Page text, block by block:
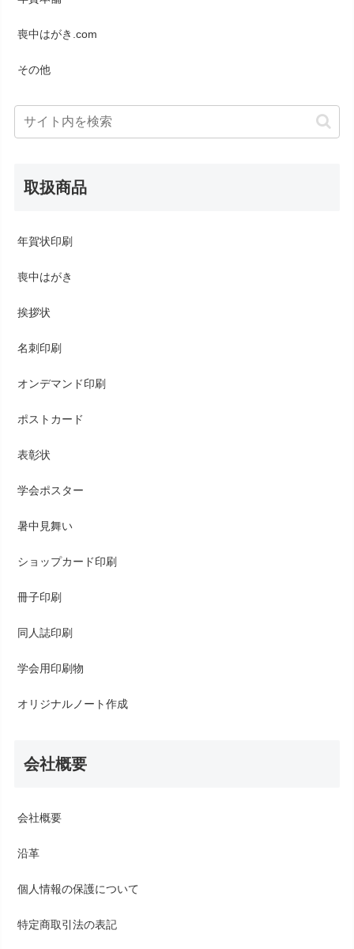
喪中はがき.com
その他
取扱商品
年賀状印刷
喪中はがき
挨拶状
名刺印刷
オンデマンド印刷
ポストカード
表彰状
学会ポスター
暑中見舞い
ショップカード印刷
冊子印刷
同人誌印刷
学会用印刷物
オリジナルノート作成
会社概要
会社概要
沿革
個人情報の保護について
特定商取引法の表記